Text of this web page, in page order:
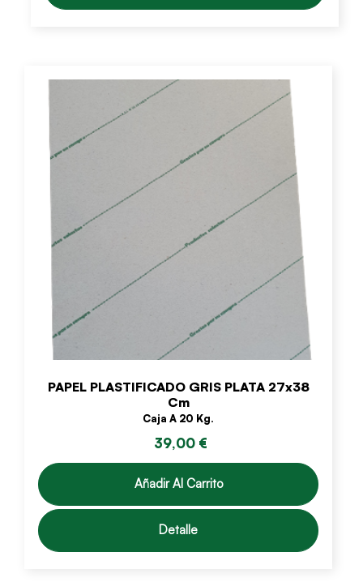
PAPEL PLASTIFICADO GRIS PLATA 27x38
Cm
Caja A 20 Kg.
39,00 €
Añadir Al Carrito
Detalle